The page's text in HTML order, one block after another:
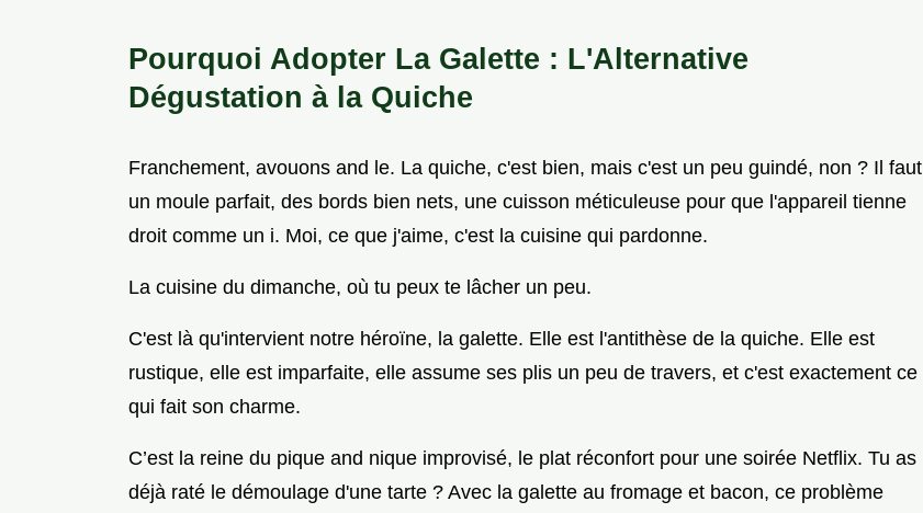
Pourquoi Adopter La Galette : L'Alternative
Dégustation à la Quiche
Franchement, avouons and le. La quiche, c'est bien, mais c'est un peu guindé, non ? Il faut
un moule parfait, des bords bien nets, une cuisson méticuleuse pour que l'appareil tienne
droit comme un i. Moi, ce que j'aime, c'est la cuisine qui pardonne.
La cuisine du dimanche, où tu peux te lâcher un peu.
C'est là qu'intervient notre héroïne, la galette. Elle est l'antithèse de la quiche. Elle est
rustique, elle est imparfaite, elle assume ses plis un peu de travers, et c'est exactement ce
qui fait son charme.
C’est la reine du pique and nique improvisé, le plat réconfort pour une soirée Netflix. Tu as
déjà raté le démoulage d'une tarte ? Avec la galette au fromage et bacon, ce problème